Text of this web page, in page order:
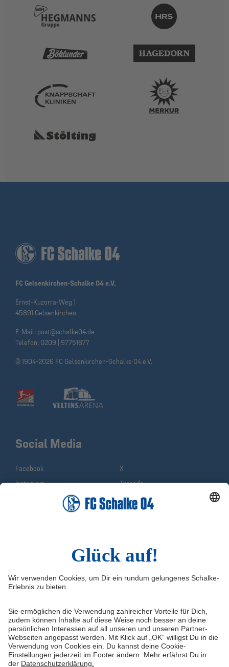
FC Gelsenkirchen-Schalke 04 e.V.
Ernst-Kuzorra-Weg 1
45891 Gelsenkirchen
E-Mail: post@schalke04.de
Telefon: 0209 | 97751877
© 1904-2026 FC Gelsenkirchen-Schalke 04 e.V.
Impressum
FAQ
Medien/Presse
Datenschutz
Haftungsausschluss
Quicklinks
Shop
Schalke TV
VELTINS-Arena
Knappenschmiede
ERWIN buchen
Social Media
Facebook
X
Instagram
Threads
WhatsApp